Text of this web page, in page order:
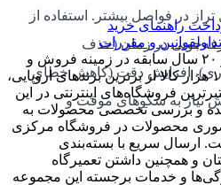
تراز در فواصل بیشتر. استفاده از
در زمان (حذف
افزایش دقت (کاهش خطای
نیاز به سکوهای موقت و
راهنمای خرید
قوانین و مقررات
مجموعه کالا عمران با بیش از ۲۰ سال سابقه در زمینه فروش و
خدمات ابزارآلات تخصصی و ۱۰ هزار کالا از برترین برندهای اروپایی،
فروشگاه‌های اینترنتی در این
و بررسی تخصصی محصولات به
محصولات در فروشگاه مرکزی
ارسال سریع با بسته‌بندی
و همچنین داشتن تعمیرگاه
و خدمات برجسته این مجموعه